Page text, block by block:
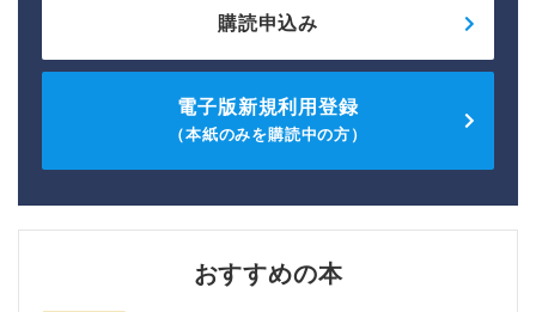
購読申込み
電子版新規利用登録
（本紙のみを購読中の方）
おすすめの本